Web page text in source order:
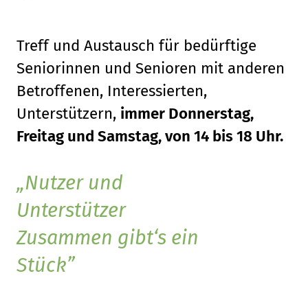
Treff und Austausch für bedürftige
Seniorinnen und Senioren mit anderen
Betroffenen, Interessierten,
Unterstützern, immer Donnerstag,
Freitag und Samstag, von 14 bis 18 Uhr.
Nutzer und
Unterstützer
Zusammen gibt‘s ein
Stück